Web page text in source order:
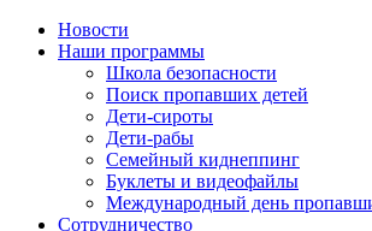
Новости
Наши программы
Школа безопасности
Поиск пропавших детей
Дети-сироты
Дети-рабы
Семейный киднеппинг
Буклеты и видеофайлы
Международный день
Сотрудничество